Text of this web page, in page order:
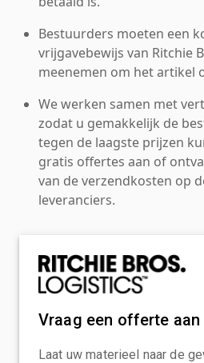
Bestuurders moeten een
vrijgavebewijs van Ritchie
meenemen om het artikel
We werken samen met
zodat u gemakkelijk de
tegen de laagste prijzen
gratis offertes aan of
van de verzendkosten op
leveranciers.
Vraag een offerte aan
Laat uw materieel naar de